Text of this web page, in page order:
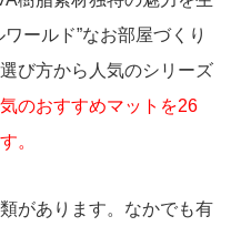
ールド”なお部屋づくり
び方から人気のシリーズ
のおすすめマットを26
。
があります。なかでも有